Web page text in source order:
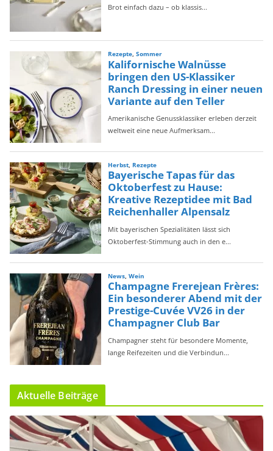
Aktuelle Beiträge